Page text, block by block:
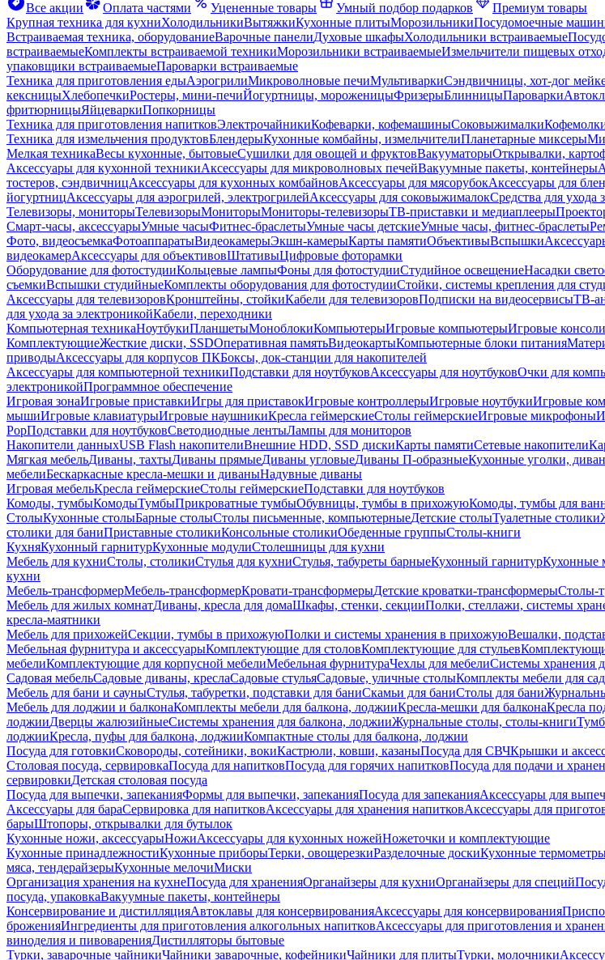
Все акции
Оплата частями Уцененные товары Умный подбор подарков
Премиум товары
Крупная техника для кухниХолодильникиВытяжкиКухонные плитыМорозильникиПосудомоечные
Встраиваемая техника, оборудованиеВарочные панелиДуховые шкафыХолодильники встраиваемые
встраиваемыеКомплекты встраиваемой техникиМорозильники встраиваемыеИзмельчители пищевых
упаковщики встраиваемыеПароварки встраиваемые
Техника для приготовления едыАэрогрилиМикроволновые печиМультиваркиСэндвичницы, хот-дог
кексницыХлебопечкиРостеры, мини-печиЙогуртницы, мороженицыФризерыБлинницыПароварки
фритюрницыЯйцеваркиПопкорницы
Техника для приготовления напитковЭлектрочайникиКофеварки, кофемашиныСоковыжималки
Техника для измельчения продуктовБлендерыКухонные комбайны, измельчителиПланетарные миксеры
Мелкая техникаВесы кухонные, бытовыеСушилки для овощей и фруктовВакууматорыОткрывалки,
Аксессуары для кухонной техникиАксессуары для микроволновых печейВакуумные пакеты, контейнеры
тостеров, сэндвичницАксессуары для кухонных комбайновАксессуары для мясорубокАксессуары для
йогуртницАксессуары для аэрогрилей, электрогрилейАксессуары для соковыжималокСредства для ухода
Телевизоры, мониторыТелевизорыМониторыМониторы-телевизорыТВ-приставки и медиаплееры
Смарт-часы, аксессуарыУмные часыФитнес-браслетыУмные часы детскиеУмные часы, фитнес-браслеты
Фото, видеосъемкаФотоаппаратыВидеокамерыЭкшн-камерыКарты памятиОбъективыВспышки
видеокамерАксессуары для объективовШтативыЦифровые фоторамки
Оборудование для фотостудииКольцевые лампыФоны для фотостудииСтудийное освещениеНасадки
съемкиВспышки студийныеКомплекты оборудования для фотостудииСтойки, системы крепления для
Аксессуары для телевизоровКронштейны, стойкиКабели для телевизоровПодписки на видеосервисыТВ-
для ухода за электроникойКабели, переходники
Компьютерная техникаНоутбукиПланшетыМоноблокиКомпьютерыИгровые компьютерыИгровые консоли
КомплектующиеЖесткие диски, SSDОперативная памятьВидеокартыКомпьютерные блоки питания
приводыАксессуары для корпусов ПКБоксы, док-станции для накопителей
Аксессуары для компьютерной техникиПодставки для ноутбуковАксессуары для ноутбуковОчки для
электроникойПрограммное обеспечение
Игровая зонаИгровые приставкиИгры для приставокИгровые контроллерыИгровые ноутбукиИгровые
мышиИгровые клавиатурыИгровые наушникиКресла геймерскиеСтолы геймерскиеИгровые микрофоны
PopПодставки для ноутбуковСветодиодные лентыЛампы для мониторов
Накопители данныхUSB Flash накопителиВнешние HDD, SSD дискиКарты памятиСетевые накопители
Мягкая мебельДиваны, тахтыДиваны прямыеДиваны угловыеДиваны П-образныеКухонные уголки,
мебелиБескаркасные кресла-мешки и диваныНадувные диваны
Игровая мебельКресла геймерскиеСтолы геймерскиеПодставки для ноутбуков
Комоды, тумбыКомодыТумбыПрикроватные тумбыОбувницы, тумбы в прихожуюКомоды, тумбы для
СтолыКухонные столыБарные столыСтолы письменные, компьютерныеДетские столыТуалетные столики
столики для баниПриставные столикиКонсольные столикиОбеденные группыСтолы-книги
КухняКухонный гарнитурКухонные модулиСтолешницы для кухни
Мебель для кухниСтолы, столикиСтулья для кухниСтулья, табуреты барныеКухонный гарнитурКухонные
кухни
Мебель-трансформерМебель-трансформерКровати-трансформерыДетские кроватки-трансформерыСтолы-
Мебель для жилых комнатДиваны, кресла для домаШкафы, стенки, секцииПолки, стеллажи, системы
кресла-маятники
Мебель для прихожейСекции, тумбы в прихожуюПолки и системы хранения в прихожуюВешалки,
Мебельная фурнитура и аксессуарыКомплектующие для столовКомплектующие для стульев
мебелиКомплектующие для корпусной мебелиМебельная фурнитураЧехлы для мебелиСистемы хранения
Садовая мебельСадовые диваны, креслаСадовые стульяСадовые, уличные столыКомплекты мебели для
Мебель для бани и сауныСтулья, табуретки, подставки для баниСкамьи для баниСтолы для бани
Мебель для лоджии и балконаКомплекты мебели для балкона, лоджииКресла-мешки для балконаКресла
лоджииДверцы жалюзийныеСистемы хранения для балкона, лоджииЖурнальные столы, столы-книги
лоджииКресла, пуфы для балкона, лоджииКомпактные столы для балкона, лоджии
Посуда для готовкиСковороды, сотейники, вокиКастрюли, ковши, казаныПосуда для СВЧКрышки и
Столовая посуда, сервировкаПосуда для напитковПосуда для горячих напитковПосуда для подачи и
сервировкиДетская столовая посуда
Посуда для выпечки, запеканияФормы для выпечки, запеканияПосуда для запеканияАксессуары для
Аксессуары для бараСервировка для напитковАксессуары для хранения напитковАксессуары для
барыШтопоры, открывалки для бутылок
Кухонные ножи, аксессуарыНожиАксессуары для кухонных ножейНожеточки и комплектующие
Кухонные принадлежностиКухонные приборыТерки, овощерезкиРазделочные доскиКухонные
мяса, тендерайзерыКухонные мелочиМиски
Организация хранения на кухнеПосуда для храненияОрганайзеры для кухниОрганайзеры для специй
посуда, упаковкаВакуумные пакеты, контейнеры
Консервирование и дистилляцияАвтоклавы для консервированияАксессуары для консервирования
броженияИнгредиенты для приготовления алкогольных напитковАксессуары для приготовления и
виноделия и пивоваренияДистилляторы бытовые
Турки, заварочные чайникиЧайники заварочные, кофейникиЧайники для плитыТурки, молочники